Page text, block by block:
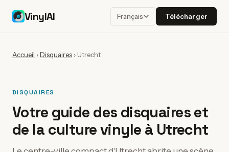
VinylAI Français Télécharger
Accueil ›Disquaires › Utrecht
DISQUAIRES
Votre guide des disquaires et
de la culture vinyle à Utrecht